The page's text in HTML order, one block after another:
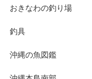
おきなわの釣り場
釣具
沖縄の魚図鑑